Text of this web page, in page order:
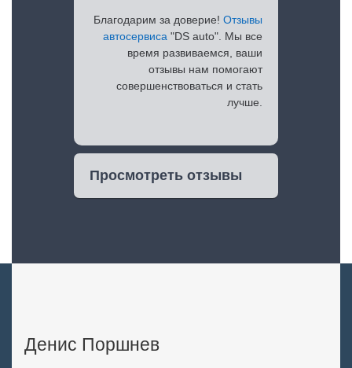
Благодарим за доверие! Отзывы
автосервиса "DS auto". Мы все
время развиваемся, ваши
отзывы нам помогают
совершенствоваться и стать
лучше.
Просмотреть отзывы
Денис Поршнев